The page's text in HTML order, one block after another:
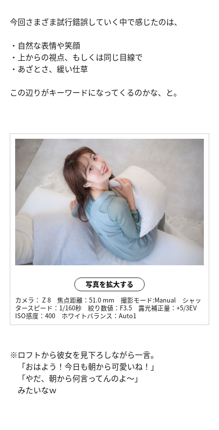
今回さまざま試行錯誤していく中で感じたのは、
・自然な表情や笑顔
・上からの視点、もしくは同じ目線で
・あざとさ、緩い仕草
この辺りがキーワードになってくるのかな、と。
写真を拡大する
カメラ： Z 8 焦点距離： 51.0 mm 撮影モード:Manual
シャッ
タースピード： 1/160秒 絞り数値： F3.5 露光補正量： +5/3EV
ISO感度： 400 ホワイトバランス： Auto1
※ロフトから彼女を見下ろしながら一言。
「おはよう！今日も朝から可愛いね！」
「やだ、朝から何言ってんのよ～」
みたいなｗ